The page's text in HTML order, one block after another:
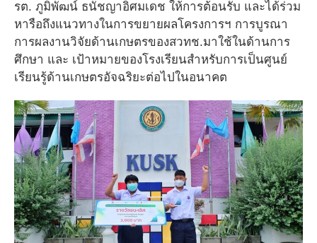
รต. ภูมิพัฒน์ ธนัชญาอิศมเดช ให้การต้อนรับ และได้ร่วม
หารือถึงแนวทางในการขยายผลโครงการฯ การบูรณา
การผลงานวิจัยด้านเกษตรของสวทช.มาใช้ในด้านการ
ศึกษา และ เป้าหมายของโรงเรียนสำหรับการเป็นศูนย์
เรียนรู้ด้านเกษตรอัจฉริยะต่อไปในอนาคต